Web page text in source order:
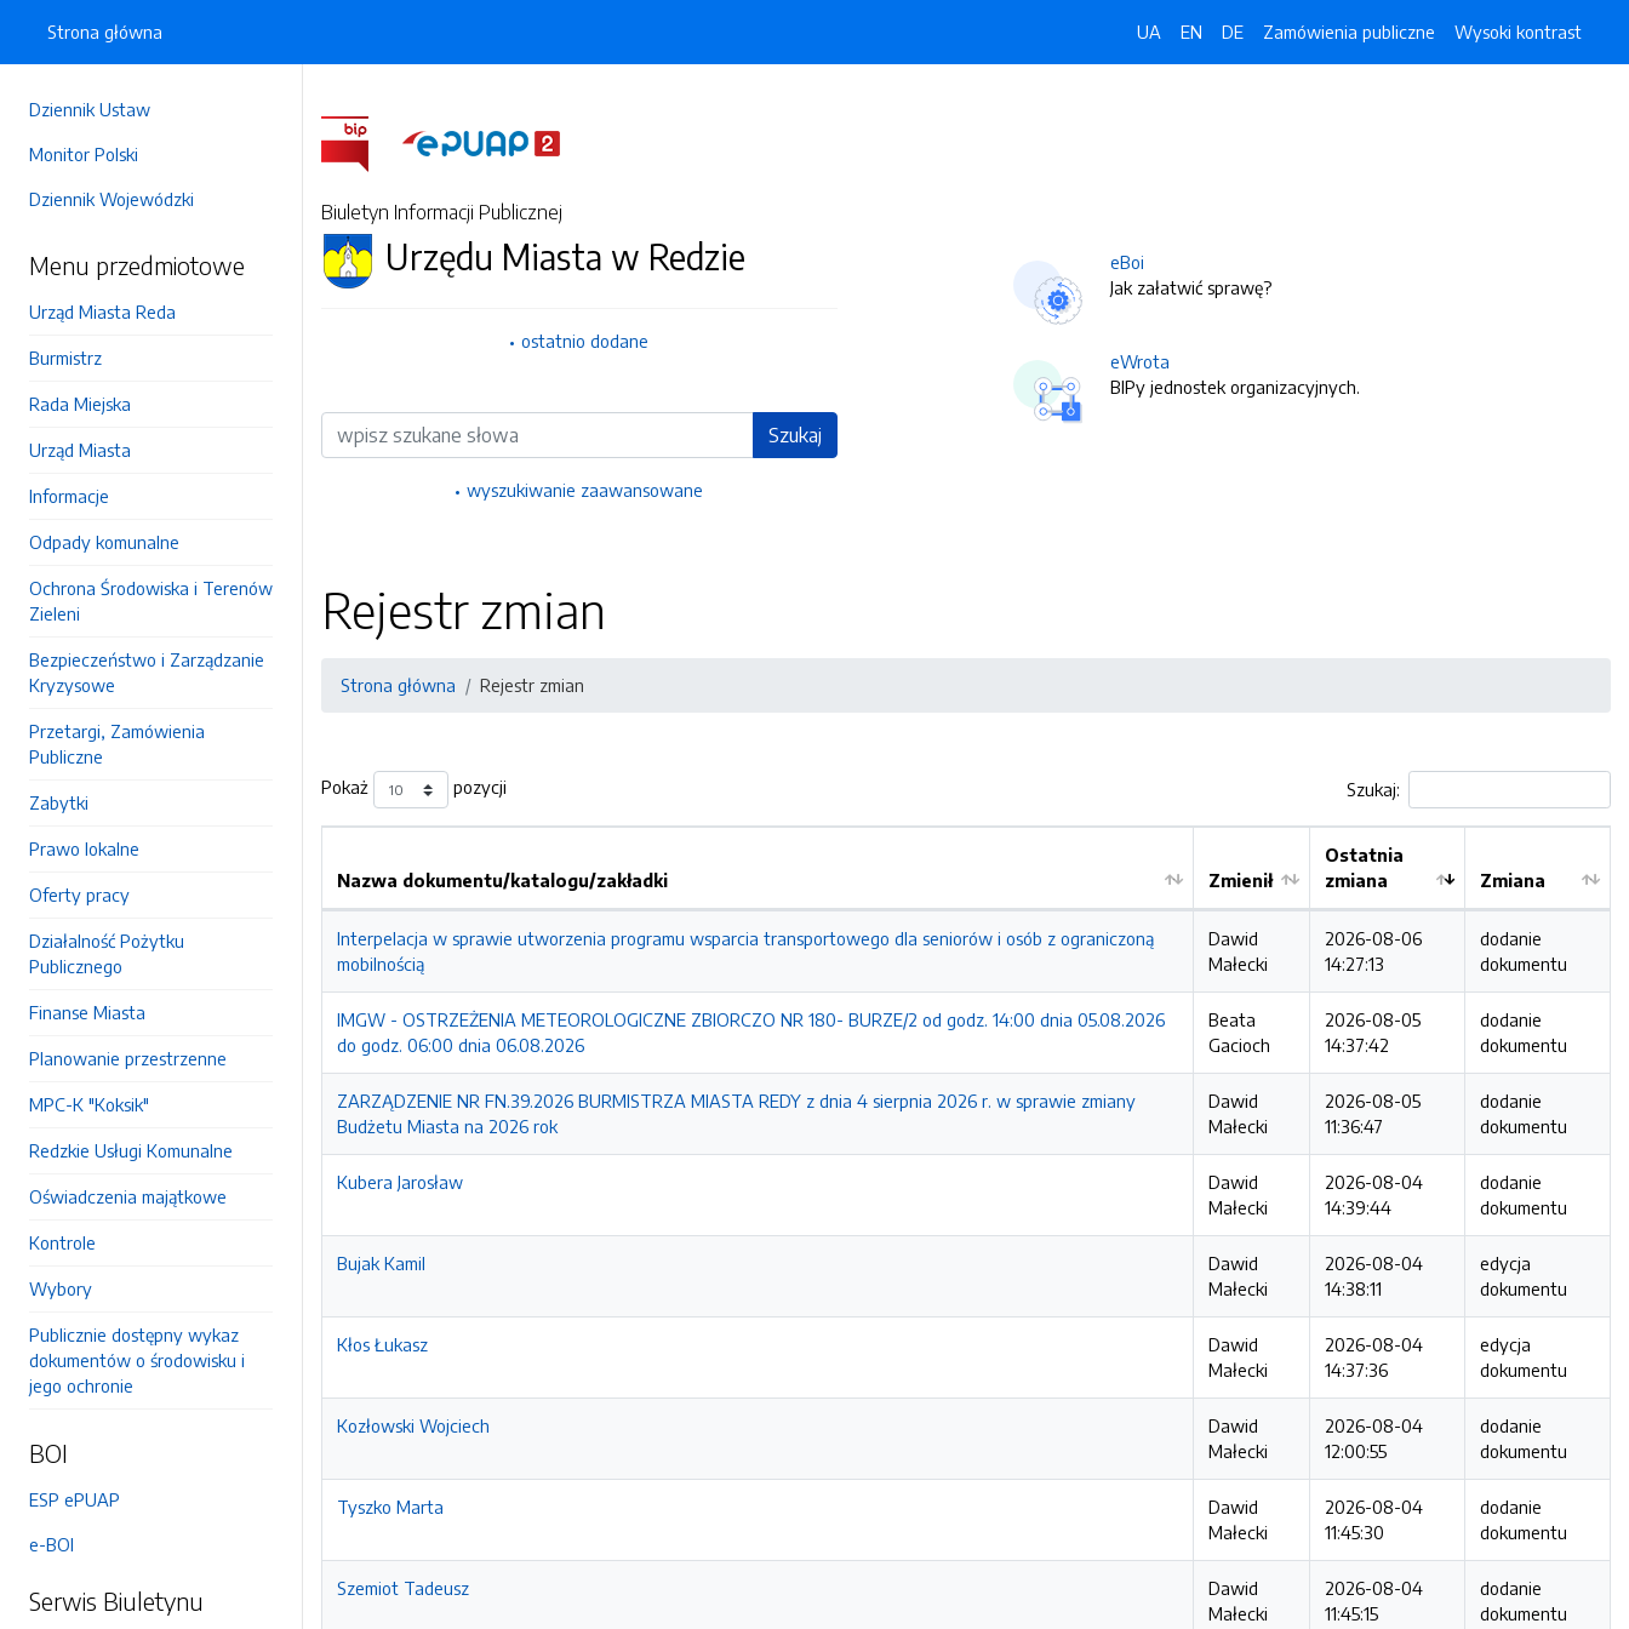
Dziennik Ustaw
Monitor Polski
Dziennik Wojewódzki
Menu przedmiotowe
Urząd Miasta Reda
Burmistrz
Rada Miejska
Urząd Miasta
Informacje
Odpady komunalne
Ochrona Środowiska i Terenów
Zieleni
Bezpieczeństwo i Zarządzanie
Kryzysowe
Przetargi, Zamówienia
Publiczne
Zabytki
Prawo lokalne
Oferty pracy
Działalność Pożytku
Publicznego
Finanse Miasta
Planowanie przestrzenne
MPC-K "Koksik"
Redzkie Usługi Komunalne
Oświadczenia majątkowe
Kontrole
Wybory
Publicznie dostępny wykaz
dokumentów o środowisku i
jego ochronie
BOI
ESP ePUAP
e-BOI
Serwis Biuletynu
Strona główna UA EN DE Zamówienia publiczne Wysoki kontrast
Biuletyn Informacji Publicznej
Urzędu Miasta w Redzie
ostatnio dodane
Wyszukiwarka Szukaj
wyszukiwanie zaawansowane
eBoi
Jak załatwić sprawę?
eWrota
BIPy jednostek organizacyjnych.
Rejestr zmian
Strona główna Rejestr zmian
Pokaż pozycji Szukaj:
Nazwa dokumentu/katalogu/zakładki Zmienił
Ostatnia
zmiana
Zmiana
Interpelacja w sprawie utworzenia programu wsparcia transportowego dla seniorów i osób z ograniczoną
mobilnością
Dawid
Małecki
2026-08-06
14:27:13
dodanie
dokumentu
IMGW - OSTRZEŻENIA METEOROLOGICZNE ZBIORCZO NR 180- BURZE/2 od godz. 14:00 dnia 05.08.2026
do godz. 06:00 dnia 06.08.2026
Beata
Gacioch
2026-08-05
14:37:42
dodanie
dokumentu
ZARZĄDZENIE NR FN.39.2026 BURMISTRZA MIASTA REDY z dnia 4 sierpnia 2026 r. w sprawie zmiany
Budżetu Miasta na 2026 rok
Dawid
Małecki
2026-08-05
11:36:47
dodanie
dokumentu
Kubera Jarosław
Dawid
Małecki
2026-08-04
14:39:44
dodanie
dokumentu
Bujak Kamil
Dawid
Małecki
2026-08-04
14:38:11
edycja
dokumentu
Kłos Łukasz
Dawid
Małecki
2026-08-04
14:37:36
edycja
dokumentu
Kozłowski Wojciech
Dawid
Małecki
2026-08-04
12:00:55
dodanie
dokumentu
Tyszko Marta
Dawid
Małecki
2026-08-04
11:45:30
dodanie
dokumentu
Szemiot Tadeusz
Dawid
Małecki
2026-08-04
11:45:15
dodanie
dokumentu